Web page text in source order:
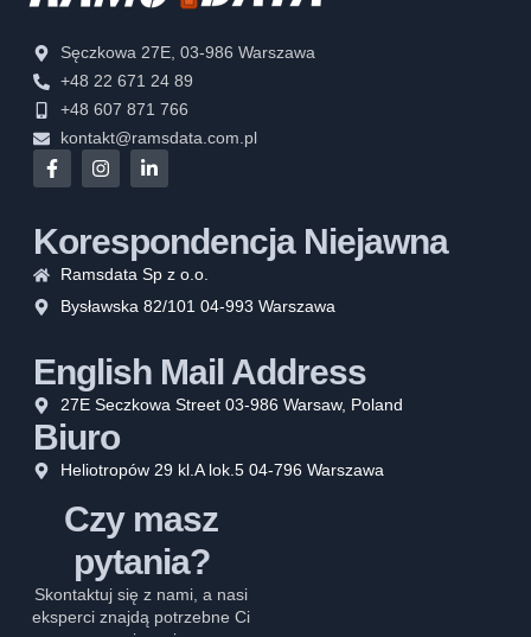
Sęczkowa 27E, 03-986 Warszawa
+48 22 671 24 89
+48 607 871 766
kontakt@ramsdata.com.pl
Korespondencja Niejawna
Ramsdata Sp z o.o.
Bysławska 82/101 04-993 Warszawa
English Mail Address
27E Seczkowa Street 03-986 Warsaw, Poland
Biuro
Heliotropów 29 kl.A lok.5 04-796 Warszawa
Czy masz
pytania?
Skontaktuj się z nami, a nasi
eksperci znajdą potrzebne Ci